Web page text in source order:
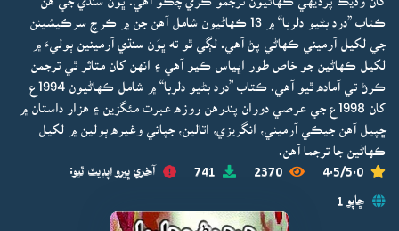
ڪتاب ”درد بڻيو دلربا“ ۾ 13 ڪهاڻيون شامل آهن جن ۾ ڪرچ سرڪيشينن
جي لکيل آرميني ڪهاڻي پڻ آهي. لڳي ٿو ته ڀوَن سنڌي آرمينين ٻوليءَ ۾
لکيل ڪهاڻين جو خاص طور اڀياس ڪيو آهي ۽ انهن کان متاثر ٿي ترجمن
کان 1998ع جي عرصي دوران پندرهن روزه عبرت مئگزين ۽ هزار داستان ۾
ڇپيل آهن جيڪي آرميني، انگريزي، اٽالين، جپاني وغيره ٻولين ۾ لکيل
ڪهاڻين جا ترجما آهن.
4.5/5.0
2370
741 آخري ڀيرو اپڊيٽ ٿيو:
ڇاپو 1